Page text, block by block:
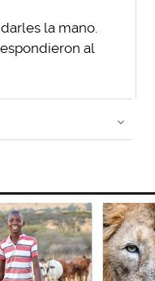
la mano.
al